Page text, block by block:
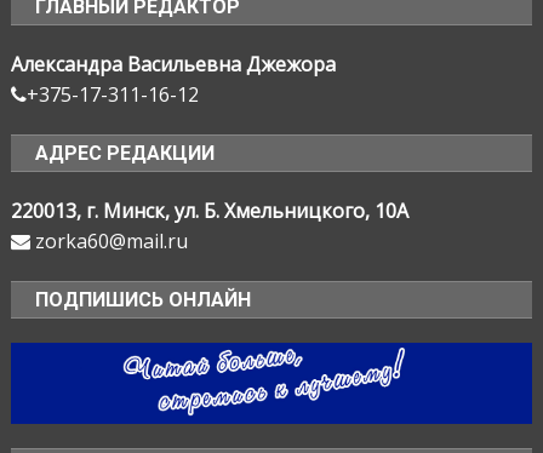
ГЛАВНЫЙ РЕДАКТОР
Александра Васильевна Джежора
+375-17-311-16-12
АДРЕС РЕДАКЦИИ
220013, г. Минск, ул. Б. Хмельницкого, 10А
zorka60@mail.ru
ПОДПИШИСЬ ОНЛАЙН